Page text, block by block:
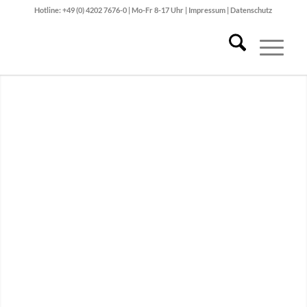
Hotline: +49 (0) 4202 7676-0 | Mo-Fr 8-17 Uhr | Impressum |Datenschutz